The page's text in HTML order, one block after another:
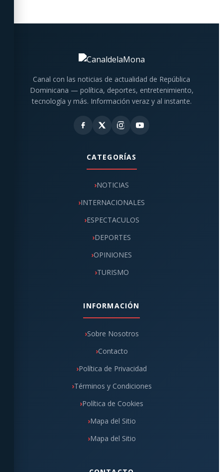
Canal con las noticias de actualidad de República
Dominicana — política, deportes, entretenimiento,
tecnología y más. Información veraz y al instante.
CATEGORÍAS
NOTICIAS
INTERNACIONALES
ESPECTACULOS
DEPORTES
OPINIONES
TURISMO
INFORMACIÓN
Sobre Nosotros
Contacto
Política de Privacidad
Términos y Condiciones
Política de Cookies
Mapa del Sitio
Mapa del Sitio